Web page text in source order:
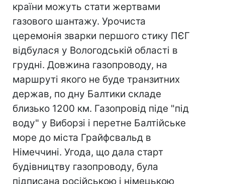
країни можуть стати жертвами
газового шантажу. Урочиста
церемонія зварки першого стику ПЄГ
відбулася у Вологодській області в
грудні. Довжина газопроводу, на
маршруті якого не буде транзитних
держав, по дну Балтики складе
близько 1200 км. Газопровід піде "під
воду" у Виборзі і перетне Балтійське
море до міста Грайфсвальд в
Німеччині. Угода, що дала старт
будівництву газопроводу, була
підписана російською і німецькою